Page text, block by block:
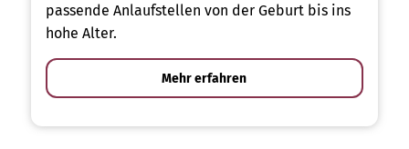
passende Anlaufstellen von der Geburt bis ins
hohe Alter.
Mehr erfahren